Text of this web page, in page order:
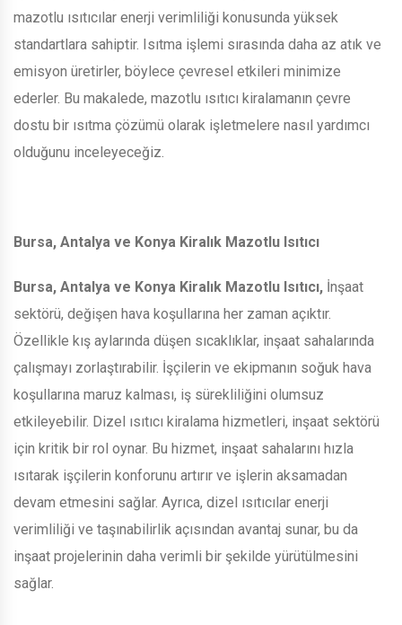
mazotlu ısıtıcılar enerji verimliliği konusunda yüksek
standartlara sahiptir. Isıtma işlemi sırasında daha az atık ve
emisyon üretirler, böylece çevresel etkileri minimize
ederler. Bu makalede, mazotlu ısıtıcı kiralamanın çevre
dostu bir ısıtma çözümü olarak işletmelere nasıl yardımcı
olduğunu inceleyeceğiz.
Bursa, Antalya ve Konya Kiralık Mazotlu Isıtıcı
Bursa, Antalya ve Konya Kiralık Mazotlu Isıtıcı, İnşaat
sektörü, değişen hava koşullarına her zaman açıktır.
Özellikle kış aylarında düşen sıcaklıklar, inşaat sahalarında
çalışmayı zorlaştırabilir. İşçilerin ve ekipmanın soğuk hava
koşullarına maruz kalması, iş sürekliliğini olumsuz
etkileyebilir. Dizel ısıtıcı kiralama hizmetleri, inşaat sektörü
için kritik bir rol oynar. Bu hizmet, inşaat sahalarını hızla
ısıtarak işçilerin konforunu artırır ve işlerin aksamadan
devam etmesini sağlar. Ayrıca, dizel ısıtıcılar enerji
verimliliği ve taşınabilirlik açısından avantaj sunar, bu da
inşaat projelerinin daha verimli bir şekilde yürütülmesini
sağlar.